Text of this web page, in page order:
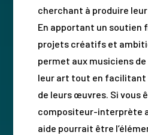
cherchant à produire
En apportant un soutien
projets créatifs et
permet aux musiciens
leur art tout en
de leurs œuvres. Si vous
compositeur-interprète
aide pourrait être